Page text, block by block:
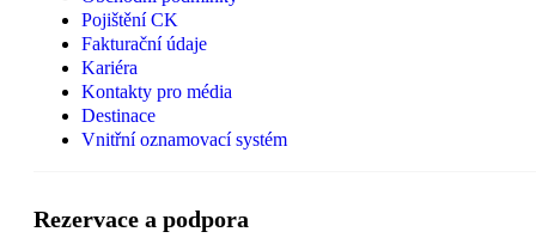
Pojištění CK
Fakturační údaje
Kariéra
Kontakty pro média
Destinace
Vnitřní oznamovací systém
Rezervace a podpora